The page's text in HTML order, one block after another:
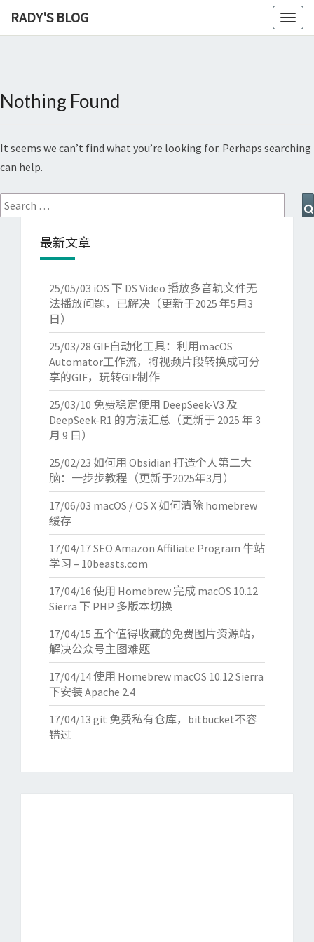
RADY'S BLOG
Nothing
Nothing Found
It seems we can’t find what you’re looking for. Perhaps searching
can help.
Search
for:
最新文章
25/05/03 iOS 下 DS Video 播放多音轨文件无
法播放问题，已解决（更新于2025 年5月3
日）
25/03/28 GIF自动化工具：利用macOS
Automator工作流，将视频片段转换成可分
享的GIF，玩转GIF制作
25/03/10 免费稳定使用 DeepSeek-V3 及
DeepSeek-R1 的方法汇总（更新于 2025 年 3
月 9 日）
25/02/23 如何用 Obsidian 打造个人第二大
脑：一步步教程（更新于2025年3月）
17/06/03 macOS / OS X 如何清除 homebrew
缓存
17/04/17SEO Amazon Affiliate Program 牛站
学习 – 10beasts.com
17/04/16 使用 Homebrew 完成 macOS 10.12
Sierra 下 PHP 多版本切换
17/04/15 五个值得收藏的免费图片资源站，
解决公众号主图难题
17/04/14使用 Homebrew macOS 10.12 Sierra
下安装 Apache 2.4
17/04/13 git 免费私有仓库，bitbucket不容
错过